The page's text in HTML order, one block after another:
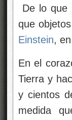
De lo que
que
Einstein,
En el
Tierra y
y cientos
medida